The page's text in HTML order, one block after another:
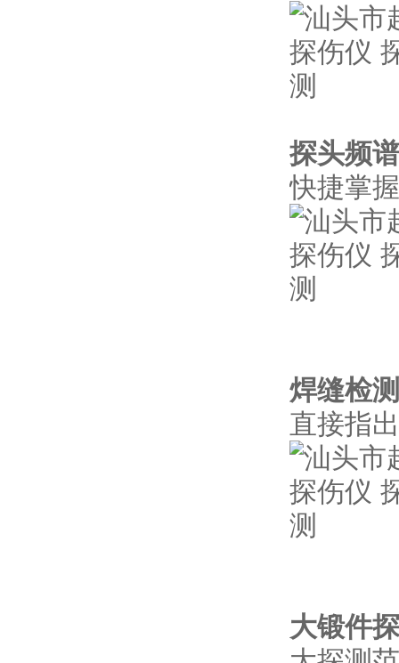
探头频
快捷掌
焊缝检
直接指
大锻件